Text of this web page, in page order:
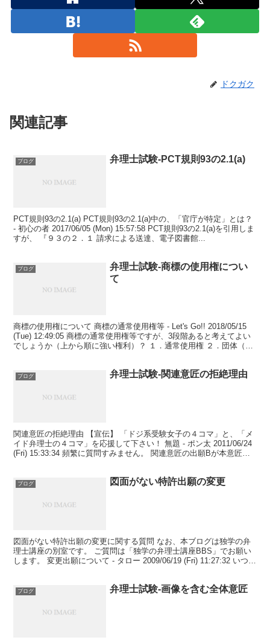
ドクガク
関連記事
ブログ 弁理士試験-PCT規則93の2.1(a)
PCT規則93の2.1(a) PCT規則93の2.1(a)中の、「官庁が特定」とは？
- 初心の者 2017/06/05 (Mon) 15:57:58 PCT規則93の2.1(a)を引用しま
すが、 『９３の２．１ 請求による送達、電子図書館...
ブログ
弁理士試験-商標の使用権につい
て
商標の使用権について 商標の通常使用権等 - Let's Go!! 2018/05/15
(Tue) 12:49:05 商標の通常使用権等ですが、3段階あると考えてよい
でしょうか（上から順に強い権利）？ １．通常使用権 ２．団体（又
ブログ 弁理士試験-関連意匠の拒絶理由
関連意匠の拒絶理由 【宣伝】 「ドジ系受験女子の４コマ」と、「メ
イド弁理士の４コマ」を応援して下さい！ 無題 - ポン太 2011/06/24
(Fri) 15:33:34 頻繁に質問すみません。 関連意匠の出願Bが本意匠の
ブログ 図面がない特許出願の変更
図面がない特許出願の変更に関する質問 なお、本ブログは独学の弁
理士講座の別室です。 ご質問は「独学の弁理士講座BBS」でお願い
します。 変更出願について - タロー 2009/06/19 (Fri) 11:27:32 いつも
ブログ 弁理士試験-画像を含む全体意匠